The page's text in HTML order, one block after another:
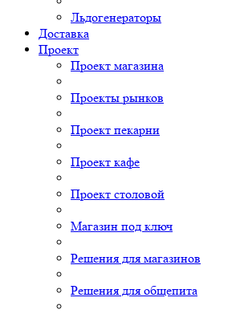
Льдогенераторы
Доставка
Проект
Проект магазина
Проекты рынков
Проект пекарни
Проект кафе
Проект столовой
Магазин под ключ
Решения для магазинов
Решения для общепита